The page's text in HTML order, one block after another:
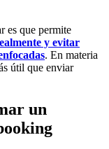
es que permite
y evitar
. En materia
útil que enviar
un